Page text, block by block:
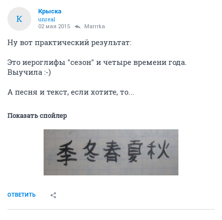
К
Крыска
unreal
02 мая 2015 Marrrka
Ну вот практический результат:
Это иероглифы "сезон" и четыре времени года.
Выучила :-)
А песня и текст, если хотите, то...
Показать спойлер
ОТВЕТИТЬ